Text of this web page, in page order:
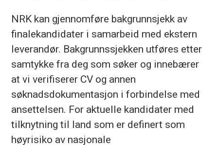
NRK kan gjennomføre bakgrunnsjekk av
finalekandidater i samarbeid med ekstern
leverandør. Bakgrunnssjekken utføres etter
samtykke fra deg som søker og innebærer
at vi verifiserer CV og annen
søknadsdokumentasjon i forbindelse med
ansettelsen. For aktuelle kandidater med
tilknytning til land som er definert som
høyrisiko av nasjonale